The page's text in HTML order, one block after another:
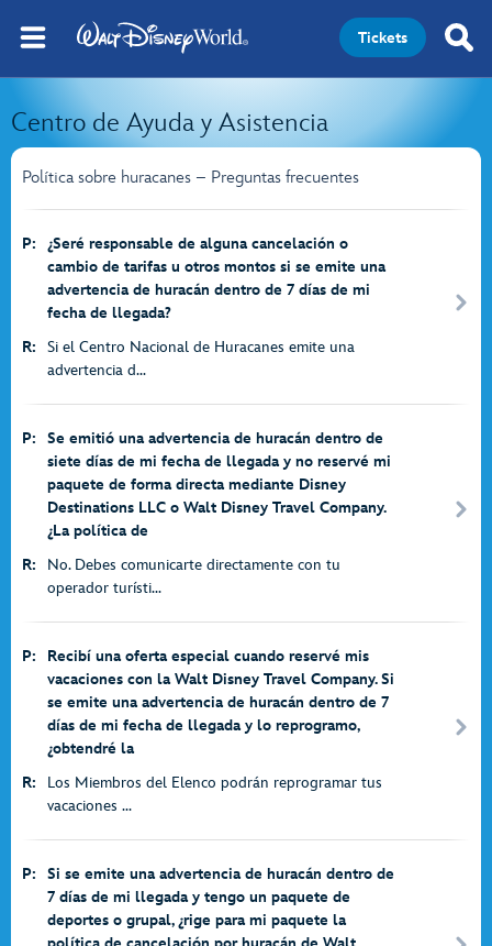
Tickets
Centro de Ayuda y Asistencia
Política sobre huracanes – Preguntas frecuentes
P:
¿Seré responsable de alguna cancelación o
cambio de tarifas u otros montos si se emite una
advertencia de huracán dentro de 7 días de mi
fecha de llegada?
R:
Si el Centro Nacional de Huracanes emite una
advertencia d...
P:
Se emitió una advertencia de huracán dentro de
siete días de mi fecha de llegada y no reservé mi
paquete de forma directa mediante Disney
Destinations LLC o Walt Disney Travel Company.
¿La política de
R:
No. Debes comunicarte directamente con tu
operador turísti...
P:
Recibí una oferta especial cuando reservé mis
vacaciones con la Walt Disney Travel Company. Si
se emite una advertencia de huracán dentro de 7
días de mi fecha de llegada y lo reprogramo,
¿obtendré la
R:
Los Miembros del Elenco podrán reprogramar tus
vacaciones ...
P:
Si se emite una advertencia de huracán dentro de
7 días de mi llegada y tengo un paquete de
deportes o grupal, ¿rige para mi paquete la